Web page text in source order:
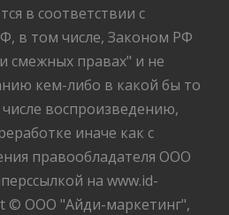
в соответствии с
в том числе, Законом РФ
смежных правах" и не
кем-либо в какой бы то
воспроизведению,
иначе как с
правообладателя ООО
на www.id-
© ООО "Айди-маркетинг",